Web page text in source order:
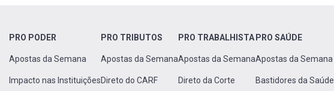
PRO PODER
Apostas da Semana
Impacto nas Instituições
PRO TRIBUTOS
Apostas da Semana
Direto do CARF
PRO TRABALHISTA
Apostas da Semana
Direto da Corte
PRO SAÚDE
Apostas da Semana
Bastidores da Saúde